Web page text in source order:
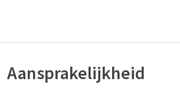
Aansprakelijkheid